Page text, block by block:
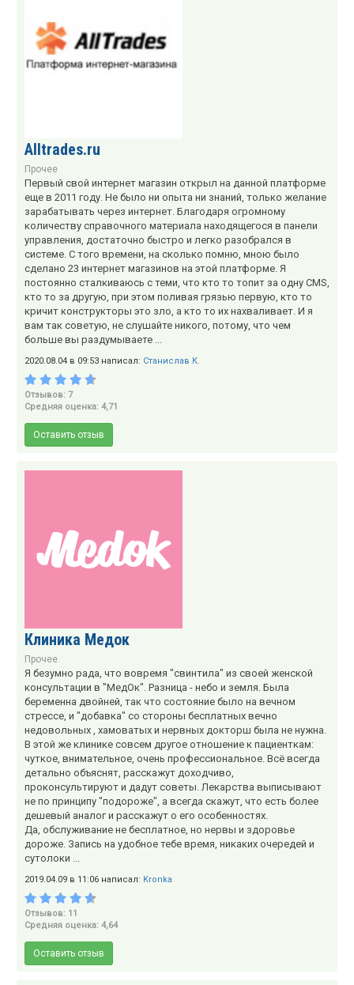
Alltrades.ru
Прочее
Первый свой интернет магазин открыл на данной платформе
еще в 2011 году. Не было ни опыта ни знаний, только желание
зарабатывать через интернет. Благодаря огромному
количеству справочного материала находящегося в панели
управления, достаточно быстро и легко разобрался в
системе. С того времени, на сколько помню, мною было
сделано 23 интернет магазинов на этой платформе. Я
постоянно сталкиваюсь с теми, что кто то топит за одну CMS,
кто то за другую, при этом поливая грязью первую, кто то
кричит конструкторы это зло, а кто то их нахваливает. И я
вам так советую, не слушайте никого, потому, что чем
больше вы раздумываете ...
2020.08.04 в 09:53 написал: Станислав К.
Отзывов: 7
Средняя оценка: 4,71
Оставить отзыв
Клиника Медок
Прочее
Я безумно рада, что вовремя "свинтила" из своей женской
консультации в "МедОк". Разница - небо и земля. Была
беременна двойней, так что состояние было на вечном
стрессе, и "добавка" со стороны бесплатных вечно
недовольных , хамоватых и нервных докторш была не нужна.
В этой же клинике совсем другое отношение к пациенткам:
чуткое, внимательное, очень профессиональное. Всё всегда
детально объяснят, расскажут доходчиво,
проконсультируют и дадут советы. Лекарства выписывают
не по принципу "подороже", а всегда скажут, что есть более
дешевый аналог и расскажут о его особенностях.
Да, обслуживание не бесплатное, но нервы и здоровье
дороже. Запись на удобное тебе время, никаких очередей и
сутолоки ...
2019.04.09 в 11:06 написал: Kronka
Отзывов: 11
Средняя оценка: 4,64
Оставить отзыв